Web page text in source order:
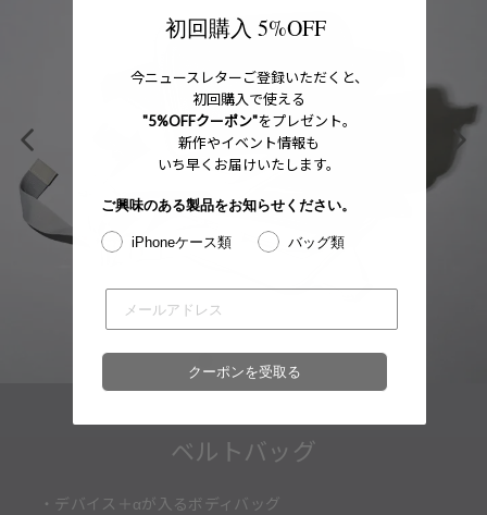
ベルトバッグ
・デバイス＋αが入るボディバッグ
初回購入 5%OFF
今ニュースレターご登録いただくと、
初回購入で使える
"5%OFFクーポン"をプレゼント。
新作やイベント情報も
いち早くお届けいたします。
ご興味のある製品をお知らせください。
iPhoneケース類 バッグ類
クーポンを受取る